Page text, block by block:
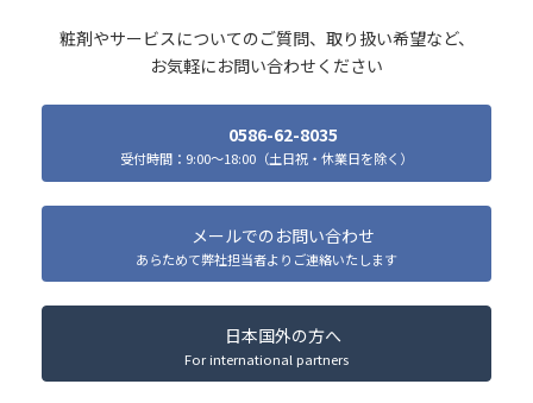
粧剤やサービスについてのご質問、取り扱い希望など、
お気軽にお問い合わせください
0586-62-8035
受付時間：9:00～18:00（土日祝・休業日を除く）
メールでのお問い合わせ
あらためて弊社担当者よりご連絡いたします
日本国外の方へ
For international partners